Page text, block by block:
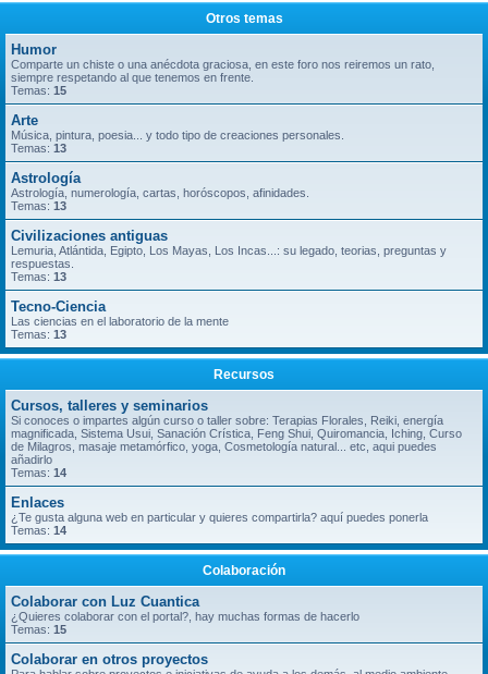
Otros temas
Humor
Comparte un chiste o una anécdota graciosa, en este foro nos reiremos un rato,
siempre respetando al que tenemos en frente.
Temas: 15
Arte
Música, pintura, poesia... y todo tipo de creaciones personales.
Temas: 13
Astrología
Astrología, numerología, cartas, horóscopos, afinidades.
Temas: 13
Civilizaciones antiguas
Lemuria, Atlántida, Egipto, Los Mayas, Los Incas...: su legado, teorias, preguntas y
respuestas.
Temas: 13
Tecno-Ciencia
Las ciencias en el laboratorio de la mente
Temas: 13
Recursos
Cursos, talleres y seminarios
Si conoces o impartes algún curso o taller sobre: Terapias Florales, Reiki, energía
magnificada, Sistema Usui, Sanación Crística, Feng Shui, Quiromancia, Iching, Curso
de Milagros, masaje metamórfico, yoga, Cosmetología natural... etc, aqui puedes
añadirlo
Temas: 14
Enlaces
¿Te gusta alguna web en particular y quieres compartirla? aquí puedes ponerla
Temas: 14
Colaboración
Colaborar con Luz Cuantica
¿Quieres colaborar con el portal?, hay muchas formas de hacerlo
Temas: 15
Colaborar en otros proyectos